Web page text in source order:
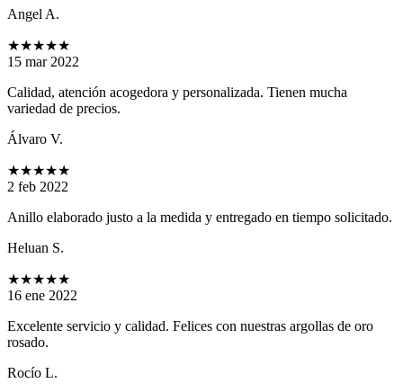
Angel A.
★★★★★
15 mar 2022
Calidad, atención acogedora y personalizada. Tienen mucha
variedad de precios.
Álvaro V.
★★★★★
2 feb 2022
Anillo elaborado justo a la medida y entregado en tiempo solicitado.
Heluan S.
★★★★★
16 ene 2022
Excelente servicio y calidad. Felices con nuestras argollas de oro
rosado.
Rocío L.